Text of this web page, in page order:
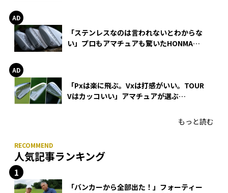
「ステンレスなのは言われないとわからな
い」プロもアマチュアも驚いたHONMA
「Pxは楽に飛ぶ。Vxは打感がいい。TOUR
Vはカッコいい」アマチュアが選ぶ
もっと読む
人気記事ランキング
「バンカーから全部出た！」フォーティー